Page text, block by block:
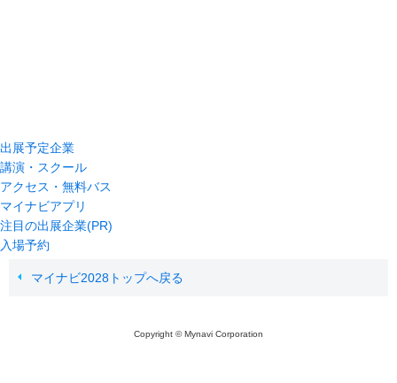
出展予定企業
講演・スクール
アクセス・無料バス
マイナビアプリ
注目の出展企業(PR)
入場予約
マイナビ2028トップへ戻る
Copyright © Mynavi Corporation